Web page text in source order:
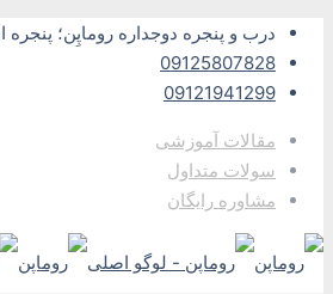
درب و پنجره دوجداره روماپِن؛ پنجره
09125807828
09121941299
مقالات آموزشی
سولات متداول
مشاوره رایگان